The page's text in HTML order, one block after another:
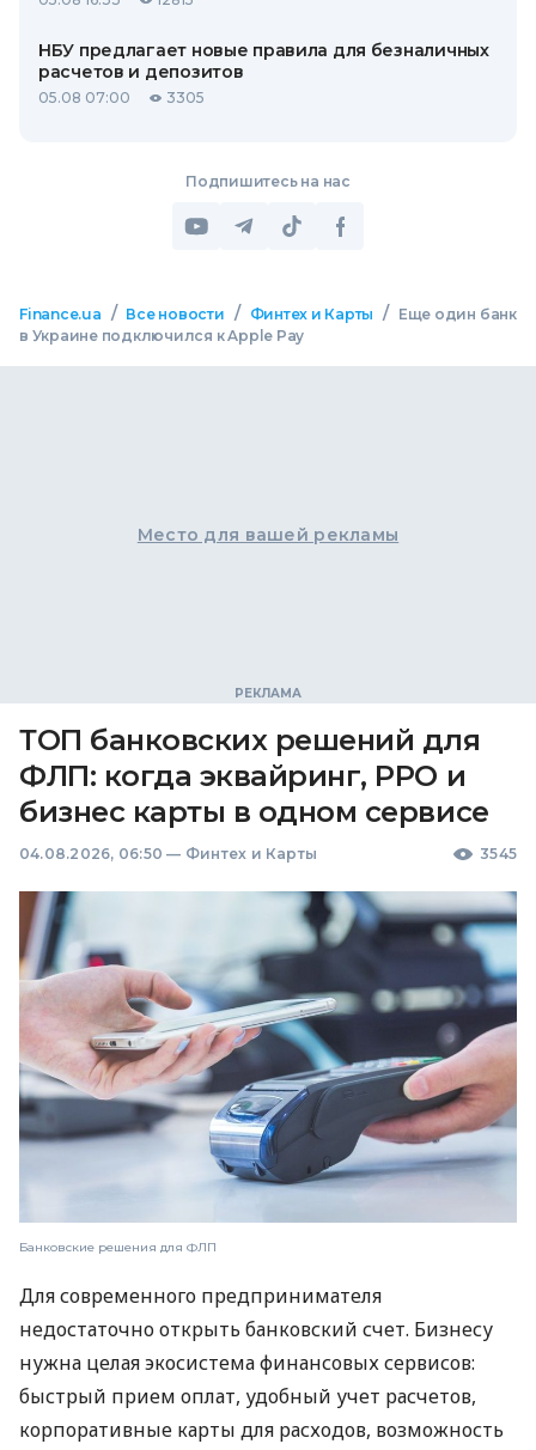
НБУ предлагает новые правила для безналичных
расчетов и депозитов
05.08 07:00 3305
Подпишитесь на нас
Finance.ua / Все новости / Финтех и Карты /
Еще один банк
в Украине подключился к Apple Pay
Место для вашей рекламы
ТОП банковских решений для
ФЛП: когда эквайринг, РРО и
бизнес карты в одном сервисе
04.08.2026, 06:50 — Финтех и Карты 3545
Банковские решения для ФЛП
Для современного предпринимателя
недостаточно открыть банковский счет. Бизнесу
нужна целая экосистема финансовых сервисов:
быстрый прием оплат, удобный учет расчетов,
корпоративные карты для расходов, возможность